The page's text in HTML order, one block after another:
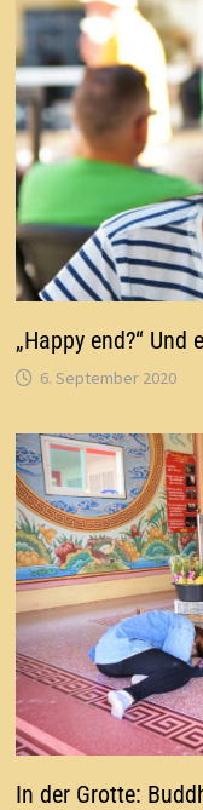
„Happy end?“
6. September 2020
In der Grotte: